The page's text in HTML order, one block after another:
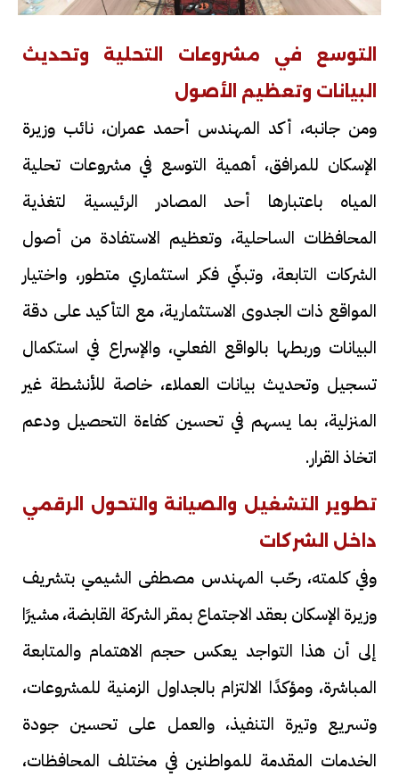
التوسع في مشروعات التحلية وتحديث
البيانات وتعظيم الأصول
ومن جانبه، أكد المهندس أحمد عمران، نائب وزيرة
الإسكان للمرافق، أهمية التوسع في مشروعات تحلية
المياه باعتبارها أحد المصادر الرئيسية لتغذية
المحافظات الساحلية، وتعظيم الاستفادة من أصول
الشركات التابعة، وتبنّي فكر استثماري متطور، واختيار
المواقع ذات الجدوى الاستثمارية، مع التأكيد على دقة
البيانات وربطها بالواقع الفعلي، والإسراع في استكمال
تسجيل وتحديث بيانات العملاء، خاصة للأنشطة غير
المنزلية، بما يسهم في تحسين كفاءة التحصيل ودعم
اتخاذ القرار.
تطوير التشغيل والصيانة والتحول الرقمي
داخل الشركات
وفي كلمته، رحّب المهندس مصطفى الشيمي بتشريف
وزيرة الإسكان بعقد الاجتماع بمقر الشركة القابضة، مشيرًا
إلى أن هذا التواجد يعكس حجم الاهتمام والمتابعة
المباشرة، ومؤكدًا الالتزام بالجداول الزمنية للمشروعات،
وتسريع وتيرة التنفيذ، والعمل على تحسين جودة
الخدمات المقدمة للمواطنين في مختلف المحافظات،